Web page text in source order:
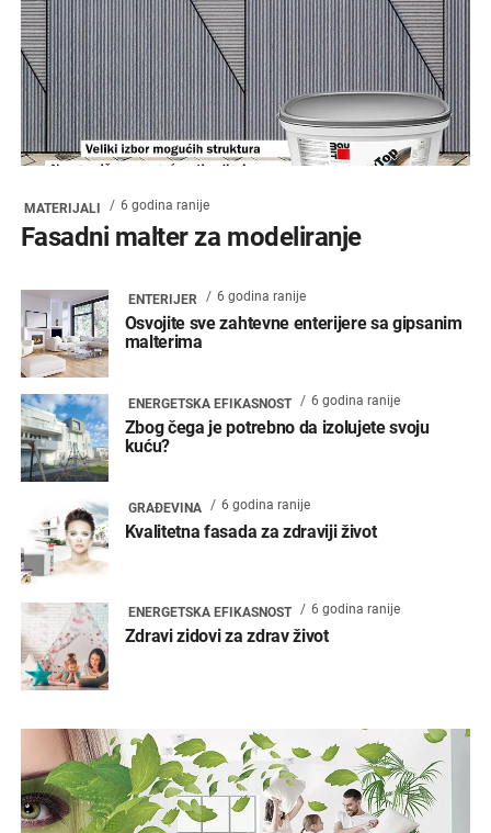
MATERIJALI 6 godina ranije
Fasadni malter za modeliranje
ENTERIJER 6 godina ranije
Osvojite sve zahtevne enterijere sa gipsanim
malterima
ENERGETSKA EFIKASNOST 6 godina ranije
Zbog čega je potrebno da izolujete svoju
kuću?
GRAĐEVINA 6 godina ranije
Kvalitetna fasada za zdraviji život
ENERGETSKA EFIKASNOST 6 godina ranije
Zdravi zidovi za zdrav život